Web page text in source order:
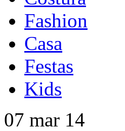
Fashion
Casa
Festas
Kids
07 mar 14